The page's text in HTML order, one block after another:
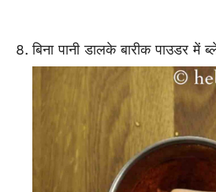
बिना पानी डालके बारीक पाउडर में